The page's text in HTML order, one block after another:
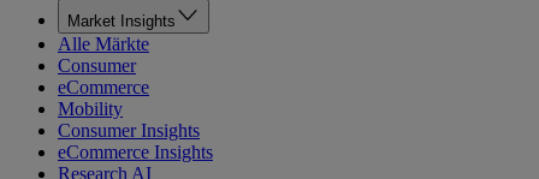
Market Insights
Alle Märkte
Consumer
eCommerce
Mobility
Consumer Insights
eCommerce Insights
Research AI